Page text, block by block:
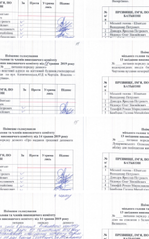
_0008 golos-
_0012 golos-
_0016 golos-